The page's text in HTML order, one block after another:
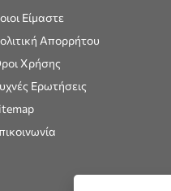
Είμαστε
Απορρήτου
Χρήσης
Ερωτήσεις